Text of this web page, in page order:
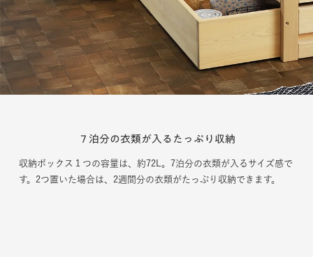
７泊分の衣類が入るたっぷり収納
収納ボックス１つの容量は、約72L。7泊分の衣類が入るサイズ感で
す。2つ置いた場合は、2週間分の衣類がたっぷり収納できます。